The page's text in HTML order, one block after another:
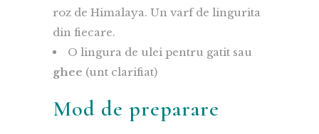
roz de Himalaya. Un varf de lingurita
din fiecare.
O lingura de ulei pentru gatit sau
ghee (unt clarifiat)
Mod de preparare